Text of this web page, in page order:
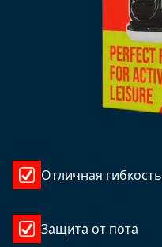
Отличная гибкость
Защита от пота